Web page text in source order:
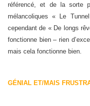
référencé, et de la sorte
mélancoliques « Le
cependant de « De longs
fonctionne bien – rien
mais cela fonctionne bien.
GÉNIAL ET/MAIS